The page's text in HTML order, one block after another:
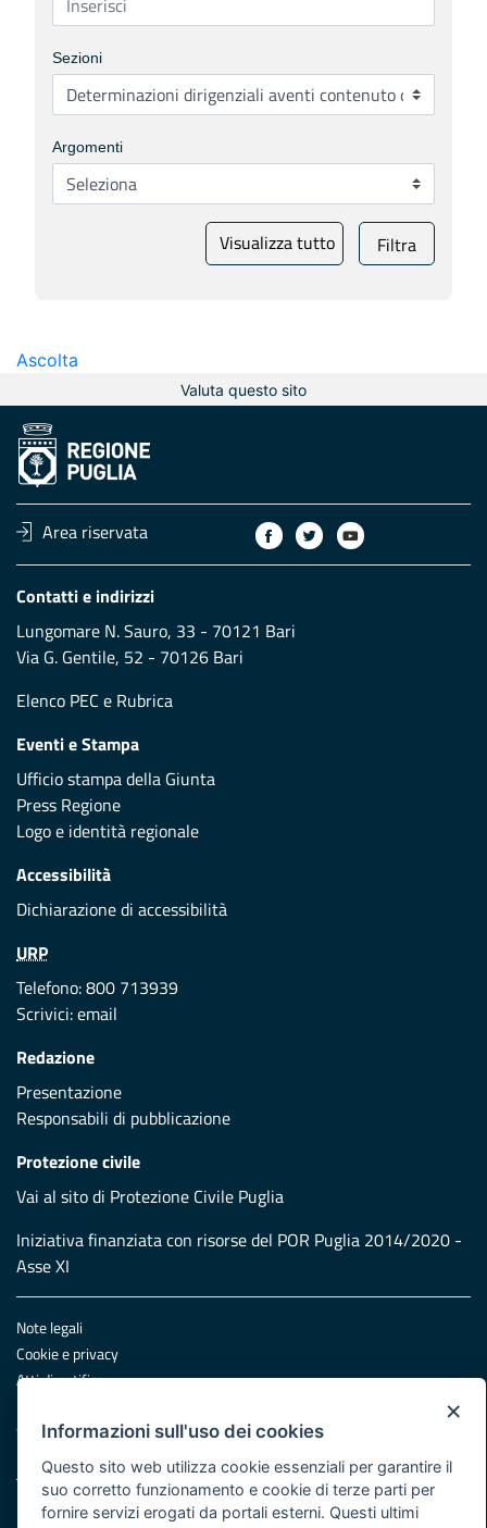
Sezioni
Argomenti
Visualizza tutto Filtra
Ascolta
Valuta questo sito
Area riservata
Contatti e indirizzi
Lungomare N. Sauro, 33 - 70121 Bari
Via G. Gentile, 52 - 70126 Bari
Elenco PEC e Rubrica
Eventi e Stampa
Ufficio stampa della Giunta
Press Regione
Logo e identità regionale
Accessibilità
Dichiarazione di accessibilità
URP
Telefono: 800 713939
Scrivici:email
Redazione
Presentazione
Responsabili di pubblicazione
Protezione civile
Vai al sito di Protezione Civile Puglia
Iniziativa finanziata con risorse del POR Puglia 2014/2020 -
Asse XI
Note legali
Cookie e privacy
Atti di notifica
Servizi Intranet
© Regione Puglia
×
Informazioni sull'uso dei cookies
Questo sito web utilizza cookie essenziali per garantire il
suo corretto funzionamento e cookie di terze parti per
fornire servizi erogati da portali esterni. Questi ultimi